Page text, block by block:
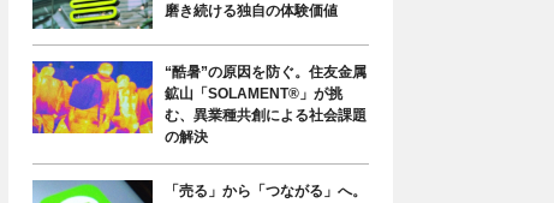
磨き続ける独自の体験価値
“酷暑”の原因を防ぐ。住友金属
鉱山「SOLAMENT®」が挑
む、異業種共創による社会課題
の解決
「売る」から「つながる」へ。